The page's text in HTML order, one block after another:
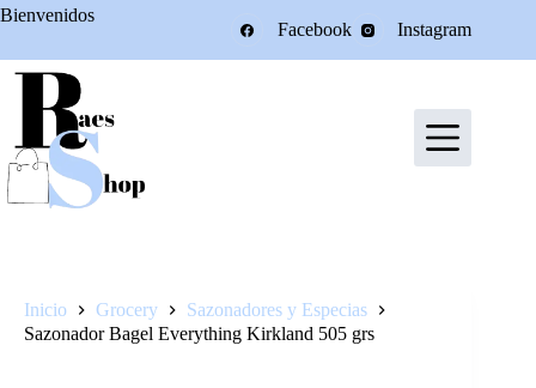
Saltar
Bienvenidos
Facebook Instagram
Inicio Grocery
Sazonadores y Especias
Sazonador Bagel Everything Kirkland 505 grs